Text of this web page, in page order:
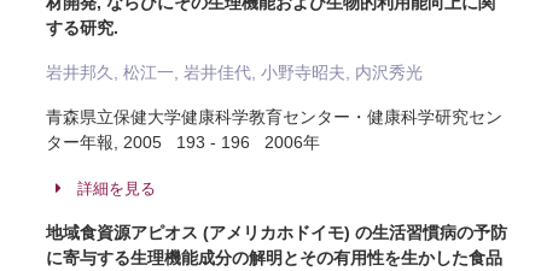
する研究.
岩井邦久, 松江一, 岩井佳代, 小野寺昭夫, 内沢秀光
青森県立保健大学健康科学教育センター・健康科学研究セン
ター年報, 2005 193 - 196 2006年
詳細を見る
地域食資源アピオス (アメリカホドイモ) の生活習慣病の予防
に寄与する生理機能成分の解明とその有用性を生かした食品